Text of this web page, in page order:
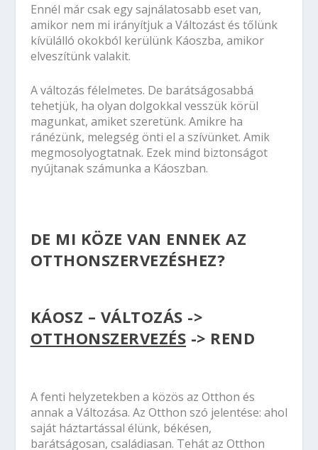
Ennél már csak egy sajnálatosabb eset van,
amikor nem mi irányítjuk a Változást és tőlünk
kívülálló okokból kerülünk Káoszba, amikor
elveszítünk valakit.
A változás félelmetes. De barátságosabbá
tehetjük, ha olyan dolgokkal vesszük körül
magunkat, amiket szeretünk. Amikre ha
ránézünk, melegség önti el a szívünket. Amik
megmosolyogtatnak. Ezek mind biztonságot
nyújtanak számunka a Káoszban.
DE MI KÖZE VAN ENNEK AZ
OTTHONSZERVEZÉSHEZ?
KÁOSZ – VÁLTOZÁS ->
OTTHONSZERVEZÉS -> REND
A fenti helyzetekben a közös az Otthon és
annak a Változása. Az Otthon szó jelentése: ahol
saját háztartással élünk, békésen,
barátságosan, családiasan. Tehát az Otthon